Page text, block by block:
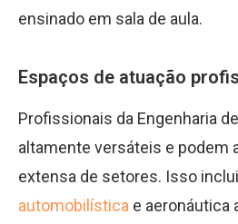
ensinado em sala de aula.
Espaços de atuação
Profissionais da Engenharia
altamente versáteis e podem
extensa de setores. Isso
automobilística e aeronáutica